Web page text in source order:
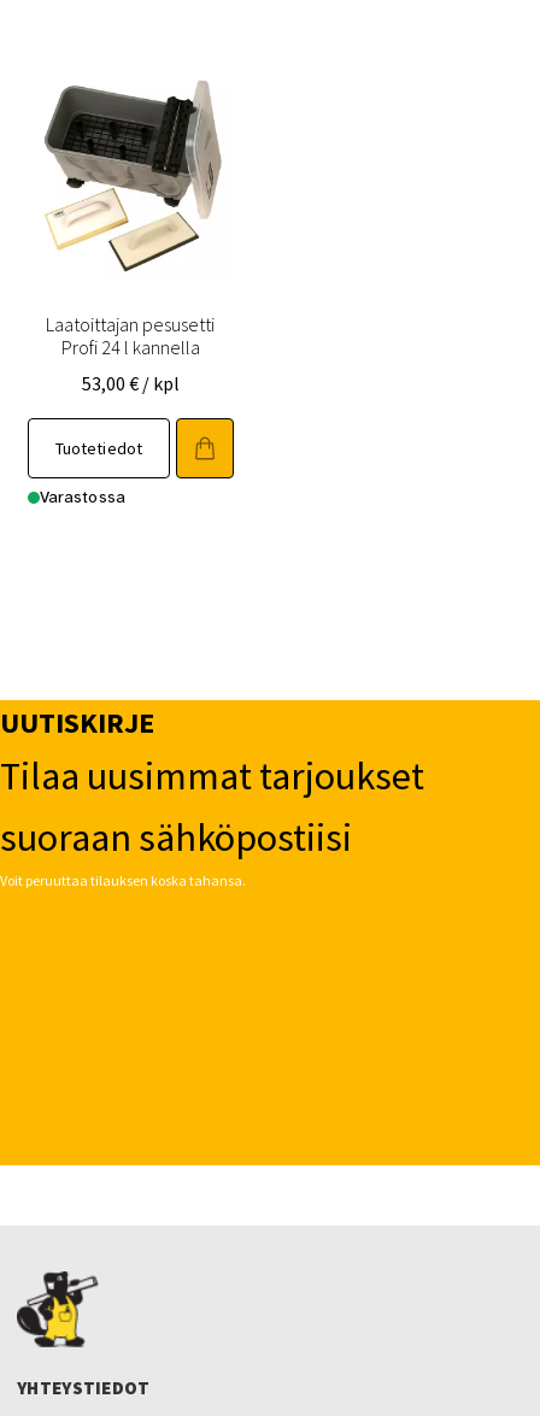
Laatoittajan pesusetti
Profi 24 l kannella
53,00 € / kpl
Tuotetiedot
Varastossa
UUTISKIRJE
Tilaa uusimmat tarjoukset
suoraan sähköpostiisi
Voit peruuttaa tilauksen koska tahansa.
YHTEYSTIEDOT